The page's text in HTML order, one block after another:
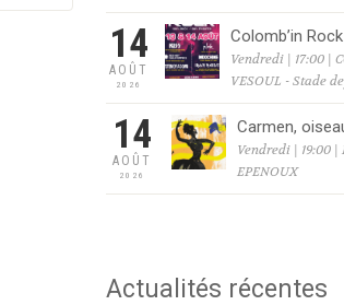
14
AOÛT
2026
Colomb’in Rock
Vendredi | 17:00 |
VESOUL - Stade
14
AOÛT
2026
Carmen,
Vendredi | 19:00 |
EPENOUX
Actualités récentes